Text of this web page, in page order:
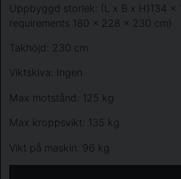
Uppbyggd storlek: (L x B x H)134 x
requirements 180 x 228 x 230 cm)
Takhöjd: 230 cm
Viktskiva: Ingen
Max motstånd: 125 kg
Max kroppsvikt: 135 kg
Vikt på maskin: 96 kg